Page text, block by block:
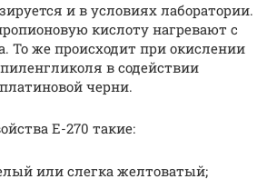
и в условиях лаборатории.
кислоту нагревают с
То же происходит при окислении
в содействии
черни.
Е-270 такие:
или слегка желтоватый;